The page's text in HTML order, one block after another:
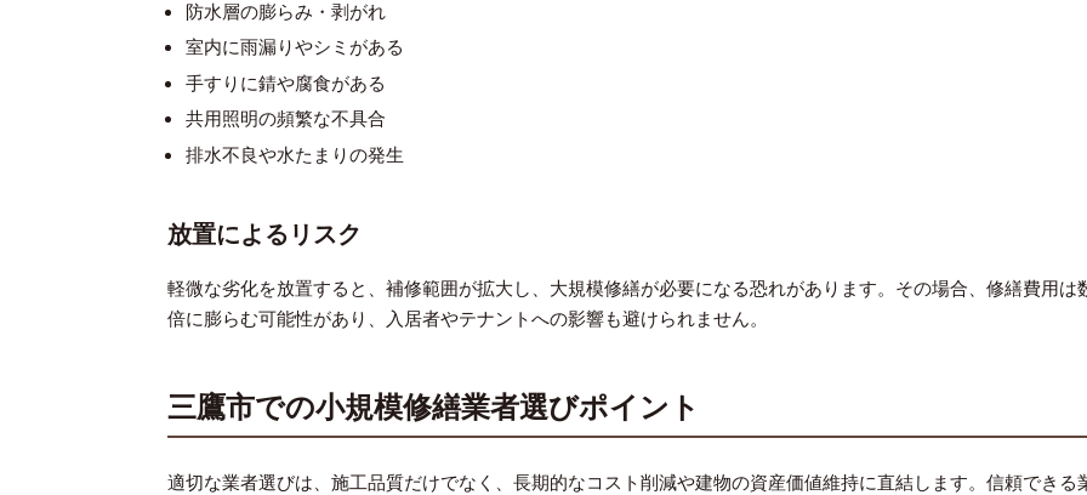
防水層の膨らみ・剥がれ
室内に雨漏りやシミがある
手すりに錆や腐食がある
共用照明の頻繁な不具合
排水不良や水たまりの発生
放置によるリスク
軽微な劣化を放置すると、補修範囲が拡大し、大規模修繕が必要になる恐れがあります。その場合、修繕費用は
倍に膨らむ可能性があり、入居者やテナントへの影響も避けられません。
三鷹市での小規模修繕業者選びポイント
適切な業者選びは、施工品質だけでなく、長期的なコスト削減や建物の資産価値維持に直結します。信頼できる